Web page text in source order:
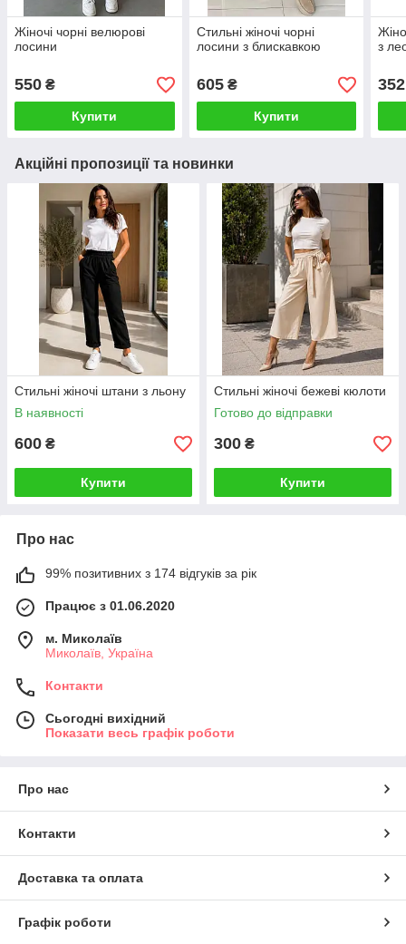
Жіночі чорні велюрові
лосини
550 ₴
Купити
Стильні жіночі чорні
лосини з блискавкою
605₴
Купити
з
352
Акційні пропозиції та новинки
Стильні жіночі штани з льону
В наявності
600 ₴
Купити
Стильні жіночі бежеві кюлоти
Готово до відправки
300 ₴
Купити
Про нас
99% позитивних з 174 відгуків за рік
Працює з 01.06.2020
м. Миколаїв
Миколаїв, Україна
Контакти
Сьогодні вихідний
Показати весь графік роботи
Про нас
Контакти
Доставка та оплата
Графік роботи